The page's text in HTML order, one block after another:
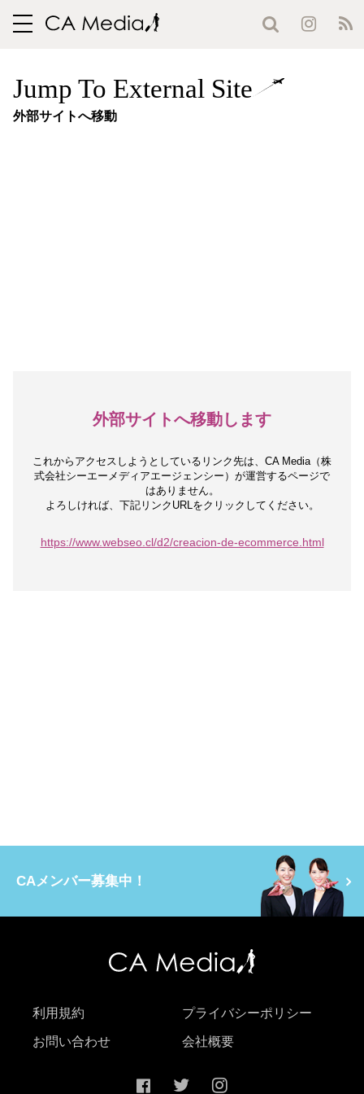
toggle
Jump To External Site
外部サイトへ移動
外部サイトへ移動します
これからアクセスしようとしているリンク先は、 CA Media（株
式会社シーエーメディアエージェンシー）が運営するページで
はありません。
よろしければ、下記リンクURLをクリックしてください。
https://www.webseo.cl/d2/creacion-de-ecommerce.html
CAメンバー募集中！
利用規約 プライバシーポリシー
お問い合わせ 会社概要